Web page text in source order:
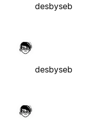
desbyseb
desbyseb